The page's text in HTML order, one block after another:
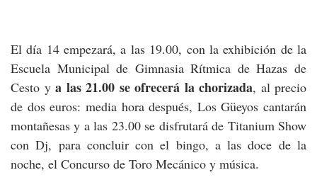
El día 14 empezará, a las 19.00, con la exhibición de la
Escuela Municipal de Gimnasia Rítmica de Hazas de
Cesto y a las 21.00 se ofrecerá la chorizada, al precio
de dos euros: media hora después, Los Güeyos cantarán
montañesas y a las 23.00 se disfrutará de Titanium Show
con Dj, para concluir con el bingo, a las doce de la
noche, el Concurso de Toro Mecánico y música.